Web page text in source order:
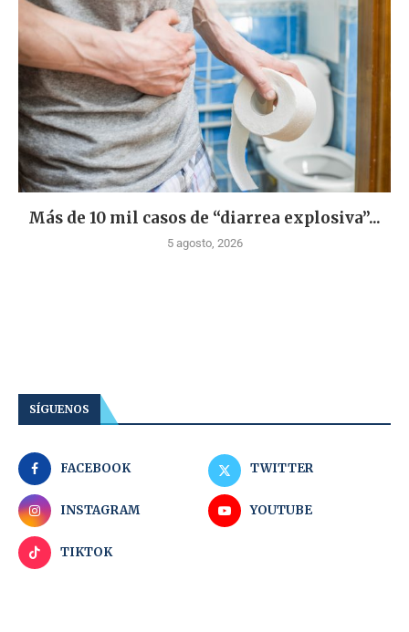
Más de 10 mil casos de “diarrea explosiva”...
5 agosto, 2026
SÍGUENOS
FACEBOOK TWITTER
INSTAGRAM YOUTUBE
TIKTOK